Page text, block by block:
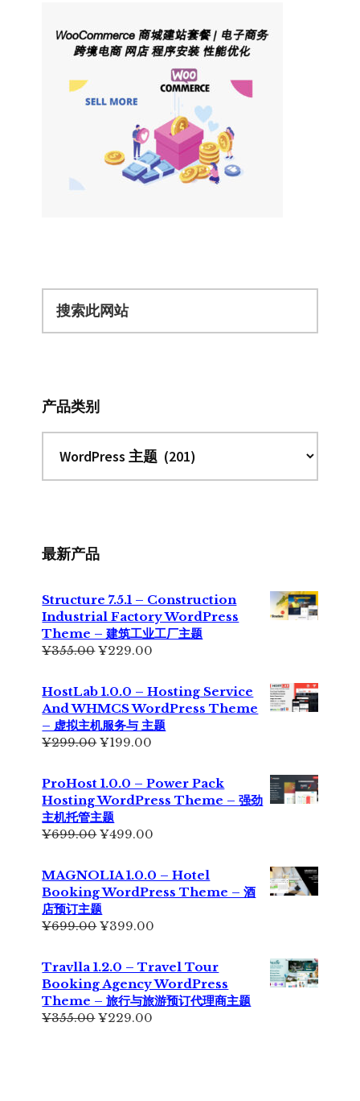
产品类别
最新产品
Structure 7.5.1 – Construction
Industrial Factory WordPress
Theme – 建筑工业工厂主题
¥355.00原
为：
¥355.00。
¥229.00
价
格
为：
¥229.00。
HostLab 1.0.0 – Hosting Service
And WHMCS WordPress Theme
– 虚拟主机服务与 主题
¥299.00原
为：
¥299.00。
¥199.00
价
格
为：
ProHost 1.0.0 – Power Pack
Hosting WordPress Theme – 强劲
主机托管主题
¥699.00原
为：
¥699.00。
¥499.00
价
格
为：
MAGNOLIA 1.0.0 – Hotel
Booking WordPress Theme – 酒
店预订主题
¥699.00原
为：
¥699.00。
¥399.00
格
为：
¥399.00。
Travlla 1.2.0 – Travel Tour
Booking Agency WordPress
Theme – 旅行与旅游预订代理商主题
¥355.00原
¥229.00